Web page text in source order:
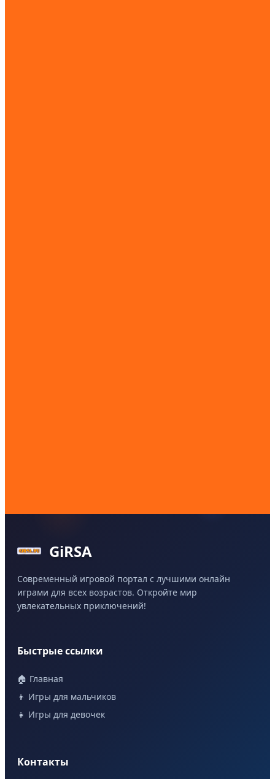
GiRSA
Современный игровой портал с лучшими онлайн
играми для всех возрастов. Откройте мир
увлекательных приключений!
Быстрые ссылки
🏠 Главная
👦 Игры для мальчиков
👧 Игры для девочек
Контакты